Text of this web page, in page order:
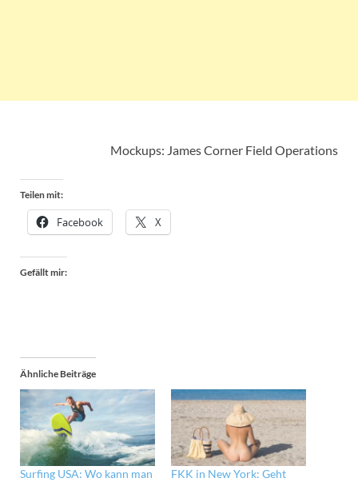
Mockups: James Corner Field Operations
Teilen mit:
Facebook X
Gefällt mir:
Ähnliche Beiträge
Surfing USA: Wo kann man
FKK in New York: Geht